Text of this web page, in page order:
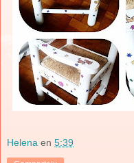
Helena en 5:39